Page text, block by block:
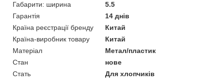
Габарити: ширина
5.5
Гарантія
14 днів
Країна реєстрації бренду
Китай
Країна-виробник товару
Китай
Матеріал
Метал/пластик
Стан
нове
Стать
Для хлопчиків